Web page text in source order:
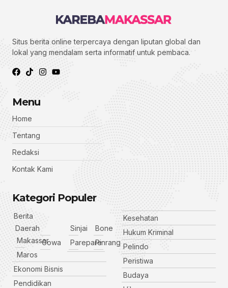
Situs berita online terpercaya dengan liputan global dan
lokal yang mendalam serta informatif untuk pembaca.
Menu
Home
Tentang
Redaksi
Kontak Kami
Kategori Populer
Berita
Daerah
Makassar
Maros
Gowa
Sinjai
Parepare
Bone
Pinrang
Ekonomi Bisnis
Pendidikan
Kesehatan
Hukum Kriminal
Pelindo
Peristiwa
Budaya